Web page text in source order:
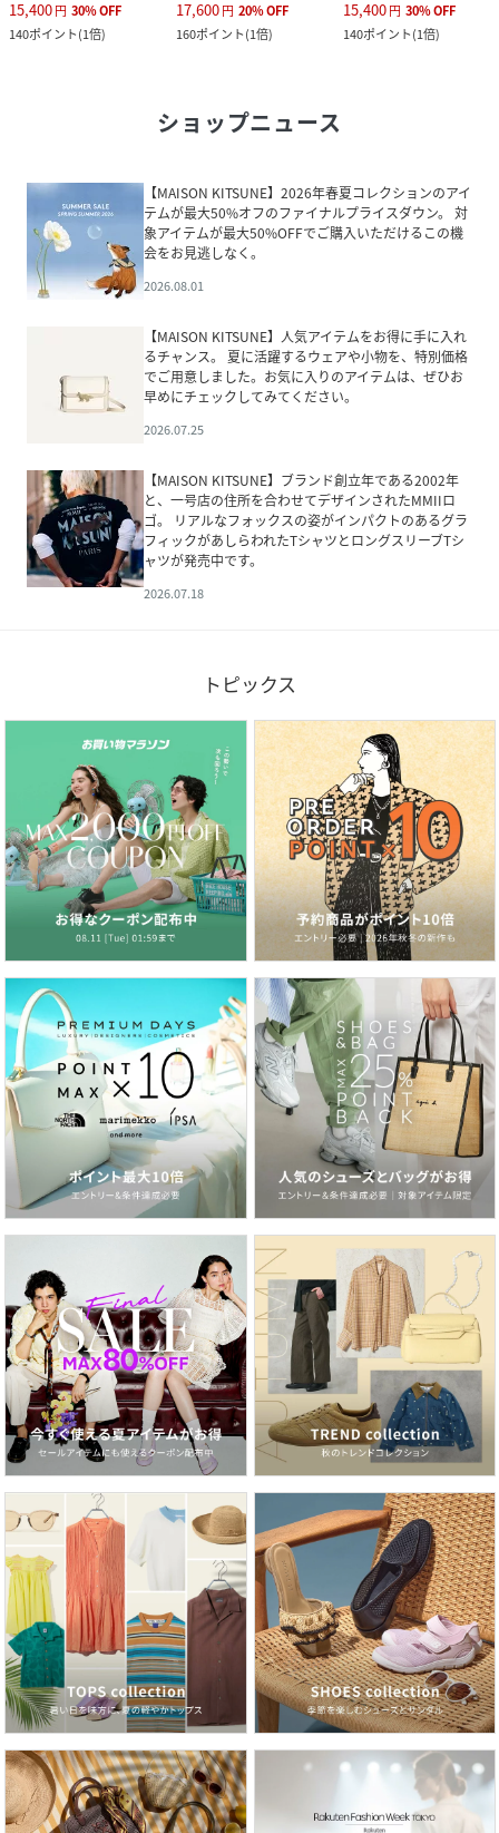
15,400円 30%OFF
140ポイント(1倍)
17,600円 20%OFF
160ポイント(1倍)
15,400円 30%OFF
140ポイント(1倍)
ショップニュース
【MAISON KITSUNE】2026年春夏コレクションのアイ
テムが最大50%オフのファイナルプライスダウン。 対
象アイテムが最大50%OFFでご購入いただけるこの機
会をお見逃しなく。
2026.08.01
【MAISON KITSUNE】人気アイテムをお得に手に入れ
るチャンス。 夏に活躍するウェアや小物を、特別価格
でご用意しました。お気に入りのアイテムは、ぜひお
早めにチェックしてみてください。
2026.07.25
【MAISON KITSUNE】ブランド創立年である2002年
と、一号店の住所を合わせてデザインされたMMIIロ
ゴ。 リアルなフォックスの姿がインパクトのあるグラ
フィックがあしらわれたTシャツとロングスリーブTシ
ャツが発売中です。
2026.07.18
トピックス